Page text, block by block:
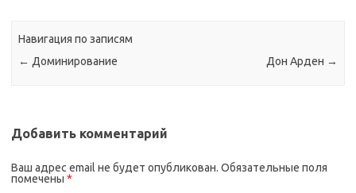
Навигация по записям
← Доминирование Дон Арден →
Добавить комментарий
Ваш адрес email не будет опубликован. Обязательные поля
помечены *